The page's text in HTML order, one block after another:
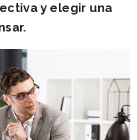
y elegir una